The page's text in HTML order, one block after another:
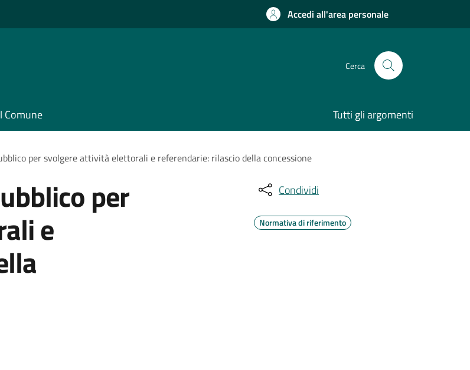
Accedi all'area personale
Cerca
Comune Tutti gli argomenti
per svolgere attività elettorali e referendarie: rilascio della concessione
per
e
Condividi
Normativa di riferimento